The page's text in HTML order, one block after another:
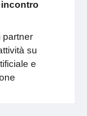
partner
su
e